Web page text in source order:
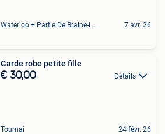
Waterloo + Partie De Braine-L'Alleud, De Ohain 7 avr. 26
Garde robe petite fille
€ 30,00 Détails
Tournai 24 févr. 26